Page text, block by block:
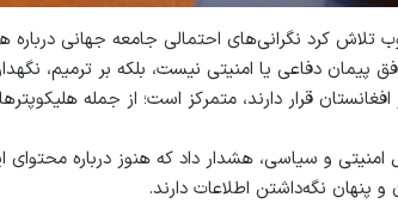
تلاش کرد نگرانی‌های احتمالی جامعه جهانی
پیمان دفاعی یا امنیتی نیست، بلکه بر ترمیم،
قرار دارند، متمرکز است؛ از جمله
امنیتی و سیاسی، هشدار داد که هنوز درباره
پنهان نگه‌داشتن اطلاعات دارند.